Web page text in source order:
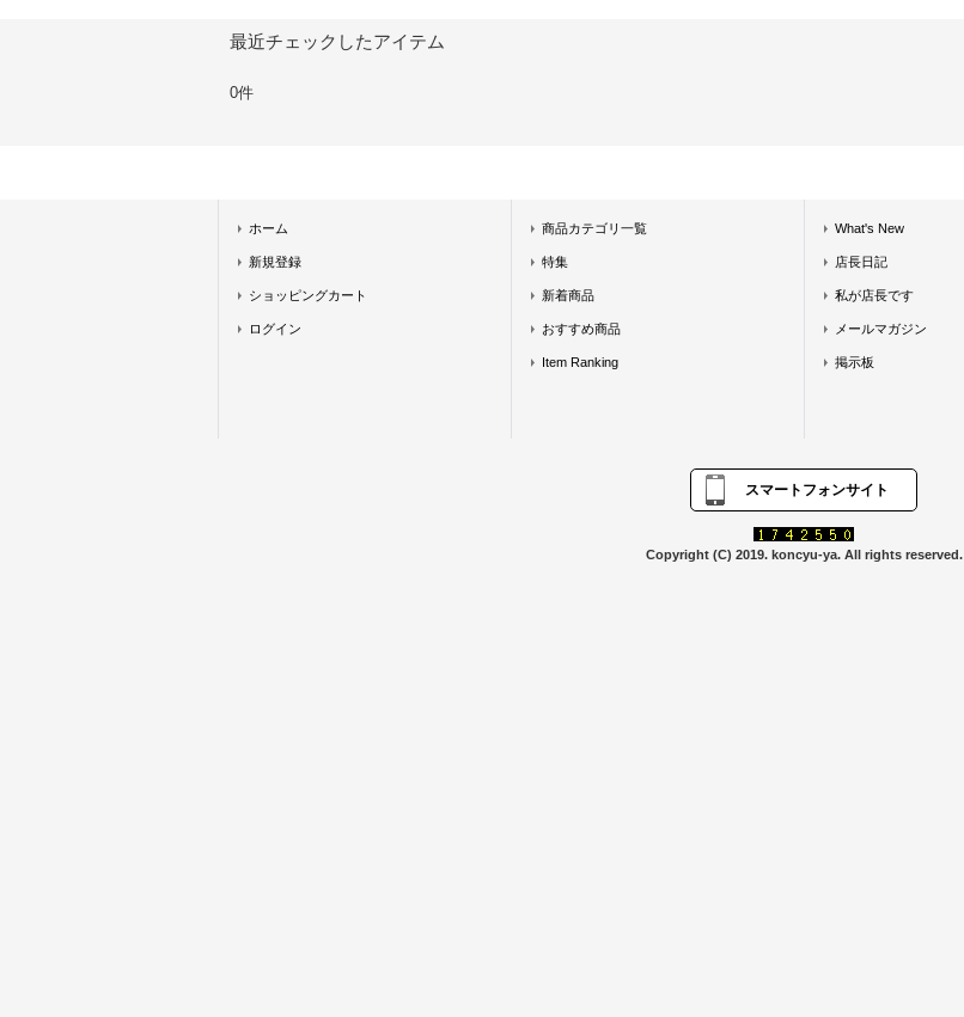
最近チェックしたアイテム
0件
ホーム
新規登録
ショッピングカート
ログイン
商品カテゴリ一覧
特集
新着商品
おすすめ商品
Item Ranking
What's New
店長日記
私が店長です
メールマガジン
掲示板
スマートフォンサイト
Copyright (C) 2019. koncyu-ya. All rights reserved.